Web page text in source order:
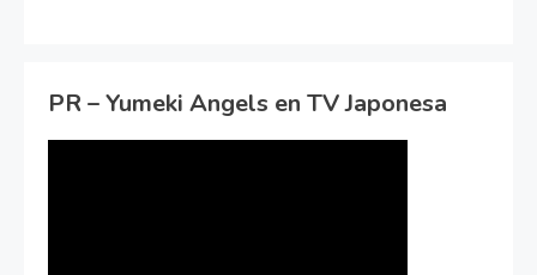
PR – Yumeki Angels en TV Japonesa